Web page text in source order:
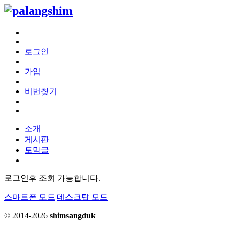
로그인
가입
비번찾기
소개
게시판
토막글
로그인후 조회 가능합니다.
스마트폰 모드|데스크탑 모드
© 2014-2026 shimsangduk